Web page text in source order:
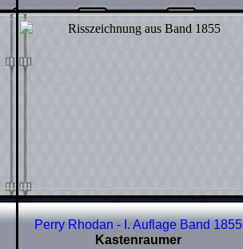
Perry Rhodan - I. Auflage Band 1855
Kastenraumer